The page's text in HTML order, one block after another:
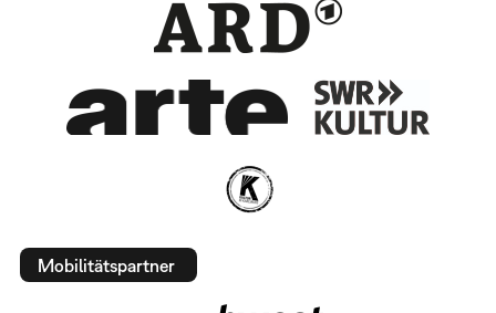
Mobilitätspartner